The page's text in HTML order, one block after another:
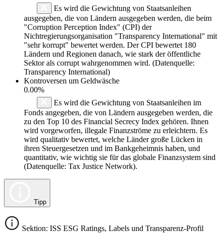
Es wird die Gewichtung von Staatsanleihen
ausgegeben, die von Ländern ausgegeben werden, die beim
"Corruption Perception Index" (CPI) der
Nichtregierungsorganisation "Transparency International" mit
"sehr korrupt" bewertet werden. Der CPI bewertet 180
Ländern und Regionen danach, wie stark der öffentliche
Sektor als corrupt wahrgenommen wird. (Datenquelle:
Transparency International)
Kontroversen um Geldwäsche
0.00%
Es wird die Gewichtung von Staatsanleihen im
Fonds angegeben, die von Ländern ausgegeben werden, die
zu den Top 10 des Financial Secrecy Index gehören. Ihnen
wird vorgeworfen, illegale Finanzströme zu erleichtern. Es
wird qualitativ bewertet, welche Länder große Lücken in
ihren Steuergesetzen und im Bankgeheimnis haben, und
quantitativ, wie wichtig sie für das globale Finanzsystem sind
(Datenquelle: Tax Justice Network).
Tipp
Sektion: ISS ESG Ratings, Labels und Transparenz-Profil